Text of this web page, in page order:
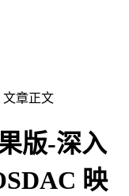
文章正文
版-深入
映